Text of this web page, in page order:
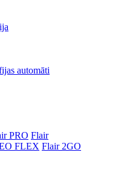
automāti
PRO Flair
FLEX Flair 2GO